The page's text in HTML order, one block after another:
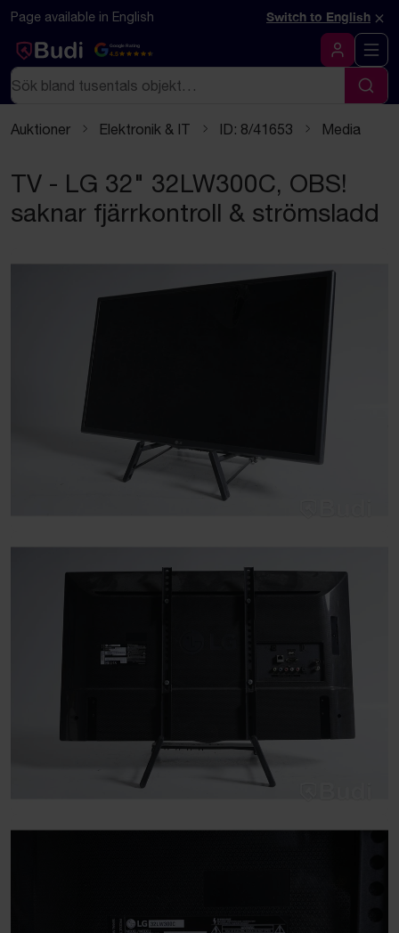
Hoppa till innehåll
Page available in English Switch to English ×
Google Rating
4.5
Logga in
Sök
Sök
Auktioner Elektronik & IT ID: 8/41653 Media
TV - LG 32" 32LW300C, OBS!
saknar fjärrkontroll & strömsladd